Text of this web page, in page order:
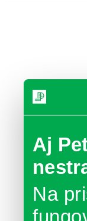
Aj
Na